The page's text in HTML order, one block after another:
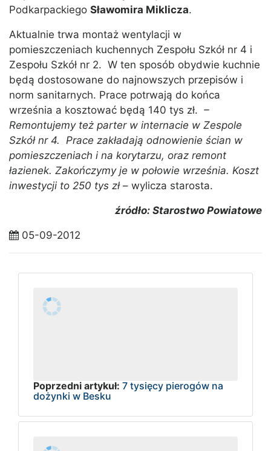
Podkarpackiego Sławomira Miklicza.
Aktualnie trwa montaż wentylacji w
pomieszczeniach kuchennych Zespołu Szkół nr 4 i
Zespołu Szkół nr 2. W ten sposób obydwie kuchnie
będą dostosowane do najnowszych przepisów i
norm sanitarnych. Prace potrwają do końca
września a kosztować będą 140 tys zł. –
Remontujemy też parter w internacie w Zespole
Szkół nr 4. Prace zakładają odnowienie ścian w
pomieszczeniach i na korytarzu, oraz remont
łazienek. Zakończymy je w połowie września. Koszt
inwestycji to 250 tys zł – wylicza starosta.
źródło: Starostwo Powiatowe
05-09-2012
Poprzedni artykuł: 7 tysięcy pierogów na
dożynki w Besku